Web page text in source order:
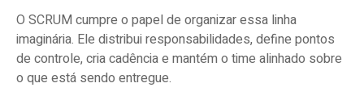
O SCRUM cumpre o papel de organizar essa linha
imaginária. Ele distribui responsabilidades, define pontos
de controle, cria cadência e mantém o time alinhado sobre
o que está sendo entregue.